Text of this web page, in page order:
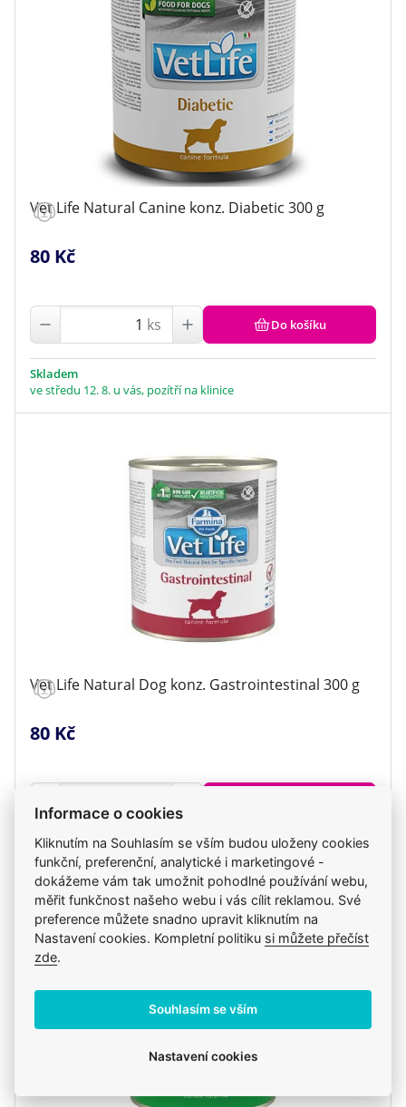
Vet Life Natural Canine konz. Diabetic 300 g
80 Kč
ks Do košíku
Skladem
ve středu 12. 8. u vás, pozítří na klinice
Vet Life Natural Dog konz. Gastrointestinal 300 g
80 Kč
Skladem
ve středu 12. 8. u vás, pozítří na klinice
Informace o cookies
Kliknutím na Souhlasím se vším budou uloženy cookies
funkční, preferenční, analytické i marketingové -
dokážeme vám tak umožnit pohodlné používání webu,
měřit funkčnost našeho webu i vás cílit reklamou. Své
preference můžete snadno upravit kliknutím na
Nastavení cookies. Kompletní politiku si můžete přečíst
zde.
Souhlasím se vším
Nastavení cookies